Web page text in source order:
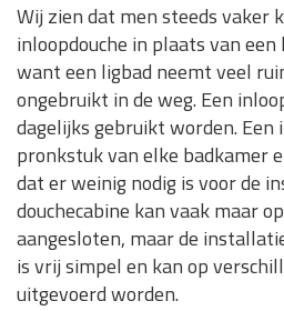
Wij zien dat men steeds vaker
inloopdouche in plaats van
want een ligbad neemt veel
ongebruikt in de weg. Een
dagelijks gebruikt worden. Een
pronkstuk van elke badkamer
dat er weinig nodig is voor de
douchecabine kan vaak maar
aangesloten, maar de
is vrij simpel en kan op
uitgevoerd worden.